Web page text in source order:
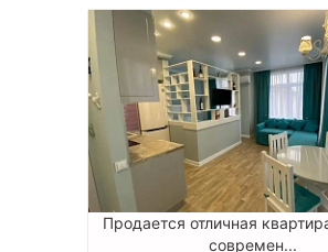
Продается отличная
современ...